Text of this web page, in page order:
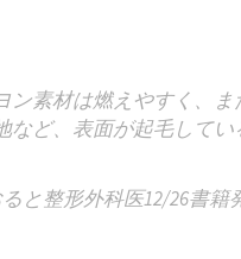
ン素材は燃えやすく、
など、表面が起毛して
と整形外科医12/26書籍